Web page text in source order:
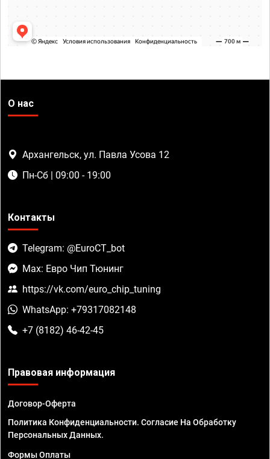
О нас
Архангельск, ул. Павла Усова 12
Пн-Сб | 09:00 - 19:00
Контакты
Telegram: @EuroCT_bot
Max: Евро Чип Тюнинг
https://vk.com/euro_chip_tuning
WhatsApp: +79317082148
+7 (8182) 46-42-45
Правовая информация
Договор-Оферта
Политика Конфиденциальности. Согласие На Обработку
Персональных Данных.
Формы Оплаты